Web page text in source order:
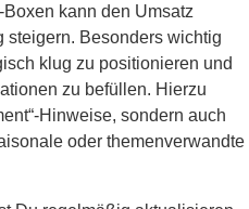
kann den Umsatz
steigern. Besonders wichtig
klug zu positionieren und
zu befüllen. Hierzu
Hinweise, sondern auch
oder themenverwandte